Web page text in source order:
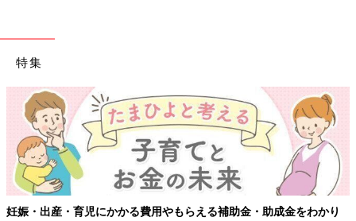
特集
金・助成金をわかり 【ワクチン接種できるものも】妊婦の感染